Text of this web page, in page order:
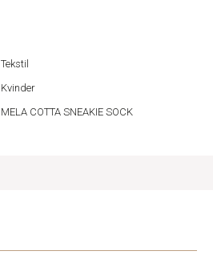
Tekstil
Kvinder
MELA COTTA SNEAKIE SOCK